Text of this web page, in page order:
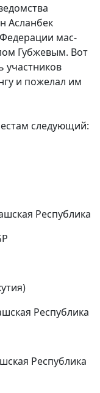
Асланбек
мас-
Губжевым. Вот
участников
и пожелал им
следующий:
Республика
Республика
Республика